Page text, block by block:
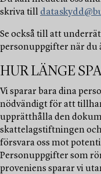
skriva till
Se också till att
personuppgifter när du
HUR LÄNGE
Vi sparar bara dina
nödvändigt för att
upprätthålla den
skattelagstiftningen
försvara oss mot
Personuppgifter som
proveniens sparar vi